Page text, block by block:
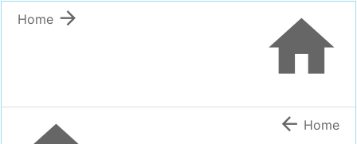


Home
 Home